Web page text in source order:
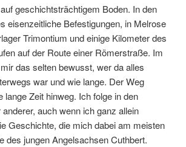
geschichtsträchtigem Boden. In den
eisenzeitliche Befestigungen, in Melrose
Trimontium und einige Kilometer des
auf der Route einer Römerstraße. Im
das selten bewusst, wer da alles
war und wie lange. Der Weg
lange Zeit hinweg. Ich folge in den
auch wenn ich ganz allein
Geschichte, die mich dabei am meisten
des jungen Angelsachsen Cuthbert.